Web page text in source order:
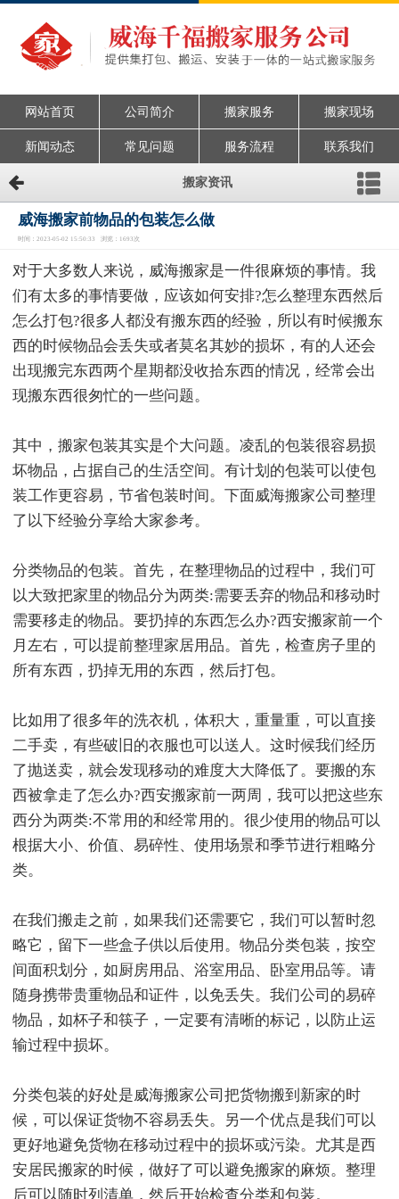
网站首页 公司简介 搬家服务 搬家现场
新闻动态 常见问题 服务流程 联系我们
搬家资讯
威海搬家前物品的包装怎么做
时间：2023-05-02 15:50:33 浏览：1693次
对于大多数人来说，威海搬家是一件很麻烦的事情。我
们有太多的事情要做，应该如何安排?怎么整理东西然后
怎么打包?很多人都没有搬东西的经验，所以有时候搬东
西的时候物品会丢失或者莫名其妙的损坏，有的人还会
出现搬完东西两个星期都没收拾东西的情况，经常会出
现搬东西很匆忙的一些问题。
其中，搬家包装其实是个大问题。凌乱的包装很容易损
坏物品，占据自己的生活空间。有计划的包装可以使包
装工作更容易，节省包装时间。下面威海搬家公司整理
了以下经验分享给大家参考。
分类物品的包装。首先，在整理物品的过程中，我们可
以大致把家里的物品分为两类:需要丢弃的物品和移动时
需要移走的物品。要扔掉的东西怎么办?西安搬家前一个
月左右，可以提前整理家居用品。首先，检查房子里的
所有东西，扔掉无用的东西，然后打包。
比如用了很多年的洗衣机，体积大，重量重，可以直接
二手卖，有些破旧的衣服也可以送人。这时候我们经历
了抛送卖，就会发现移动的难度大大降低了。要搬的东
西被拿走了怎么办?西安搬家前一两周，我可以把这些东
西分为两类:不常用的和经常用的。很少使用的物品可以
根据大小、价值、易碎性、使用场景和季节进行粗略分
类。
在我们搬走之前，如果我们还需要它，我们可以暂时忽
略它，留下一些盒子供以后使用。物品分类包装，按空
间面积划分，如厨房用品、浴室用品、卧室用品等。请
随身携带贵重物品和证件，以免丢失。我们公司的易碎
物品，如杯子和筷子，一定要有清晰的标记，以防止运
输过程中损坏。
分类包装的好处是威海搬家公司把货物搬到新家的时
候，可以保证货物不容易丢失。另一个优点是我们可以
更好地避免货物在移动过程中的损坏或污染。尤其是西
安居民搬家的时候，做好了可以避免搬家的麻烦。整理
后可以随时列清单，然后开始检查分类和包装。